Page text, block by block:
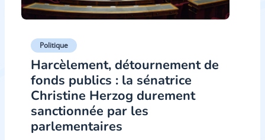
Politique
Harcèlement, détournement de
fonds publics : la sénatrice
Christine Herzog durement
sanctionnée par les
parlementaires